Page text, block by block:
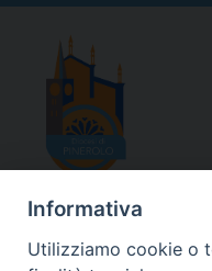
Sede Curia:
Informativa
Utilizziamo cookie o